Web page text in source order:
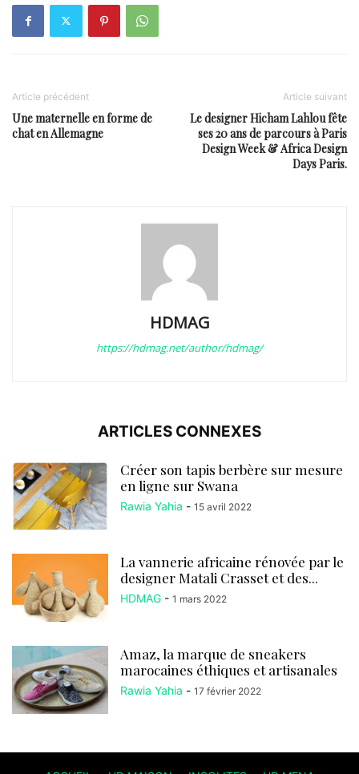
Article précédent
Une maternelle en forme de
chat en Allemagne
Article suivant
Le designer Hicham Lahlou fête
ses 20 ans de parcours à Paris
Design Week & Africa Design
Days Paris.
HDMAG
https://hdmag.net/author/hdmag/
ARTICLES CONNEXES
Créer son tapis berbère sur mesure
en ligne sur Swana
Rawia Yahia - 15 avril 2022
La vannerie africaine rénovée par le
designer Matali Crasset et des...
HDMAG - 1 mars 2022
Amaz, la marque de sneakers
marocaines éthiques et artisanales
Rawia Yahia - 17 février 2022